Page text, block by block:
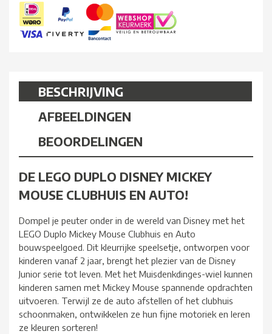
BESCHRIJVING
AFBEELDINGEN
BEOORDELINGEN
DE LEGO DUPLO DISNEY MICKEY
MOUSE CLUBHUIS EN AUTO!
Dompel je peuter onder in de wereld van Disney met het
LEGO Duplo Mickey Mouse Clubhuis en Auto
bouwspeelgoed. Dit kleurrijke speelsetje, ontworpen voor
kinderen vanaf 2 jaar, brengt het plezier van de Disney
Junior serie tot leven. Met het Muisdenkdinges-wiel kunnen
kinderen samen met Mickey Mouse spannende opdrachten
uitvoeren. Terwijl ze de auto afstellen of het clubhuis
schoonmaken, ontwikkelen ze hun fijne motoriek en leren
ze kleuren sorteren!